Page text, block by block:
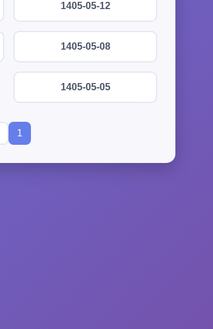
1405-05-12
1405-05-08
1405-05-05
1